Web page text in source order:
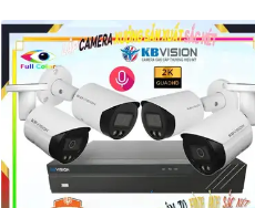
không chỉ đáp ứng...